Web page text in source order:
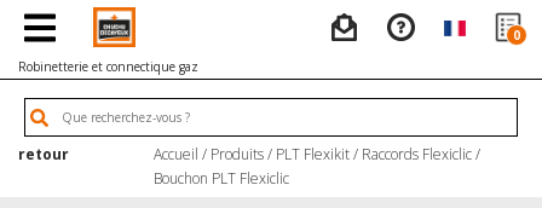
0
Robinetterie et connectique gaz
retour Accueil / Produits/ PLT Flexikit/ Raccords Flexiclic/
Bouchon PLT Flexiclic